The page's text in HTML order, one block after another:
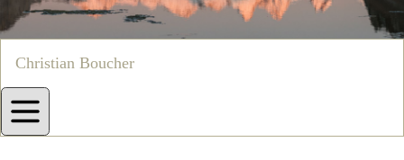
Christian Boucher